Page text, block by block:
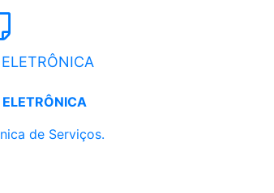
de Serviços.